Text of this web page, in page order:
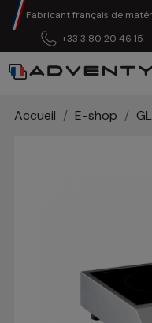
Fabricant français de
+33 3 80 20 46 15
Accueil E-shop